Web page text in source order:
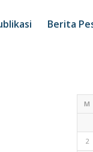
Berita
M
2